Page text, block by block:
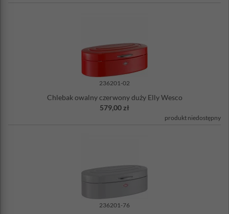
236201-02
Chlebak owalny czerwony duży Elly Wesco
579,00 zł
produkt niedostępny
236201-76